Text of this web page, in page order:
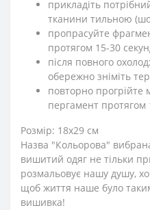
прикладіть
тканини тильною
пропрасуйте
протягом 15-30
після повного
обережно зніміть
повторно
пергамент протягом
Розмір: 18х29 см
Назва "Кольорова"
вишитий одяг не тільки
розмальовує нашу душу,
щоб життя наше було
вишивка!